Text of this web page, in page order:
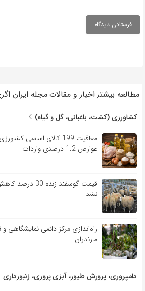
مطالعه بیشتر اخبار و مقالات مجله ایران
کشاورزی (کشت، باغبانی، گل و گیاه)
معافیت 199 کالای اساسی
عوارض 1.2 درصدی واردات
قیمت گوسفند
نشد
راه‌اندازی مرکز دائمی نمایشگاهی
مازندران
دامپروری، پرورش طیور، آبزی پروری، زنبورداری